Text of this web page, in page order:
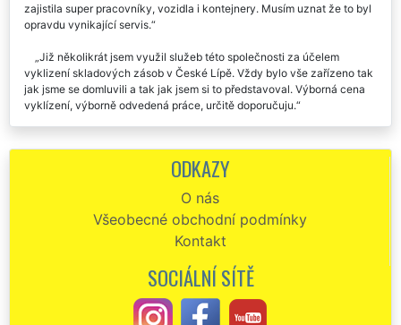
zajistila super pracovníky, vozidla i kontejnery. Musím uznat že to byl
opravdu vynikající servis.
Již několikrát jsem využil služeb této společnosti za účelem
vyklizení skladových zásob v České Lípě. Vždy bylo vše zařízeno tak
jak jsme se domluvili a tak jak jsem si to představoval. Výborná cena
vyklízení, výborně odvedená práce, určitě doporučuju.
České Lípě bylo provedeno velmi odborně a profesionálně. Doporučuji
ODKAZY
O nás
Všeobecné obchodní podmínky
Kontakt
SOCIÁLNÍ SÍTĚ